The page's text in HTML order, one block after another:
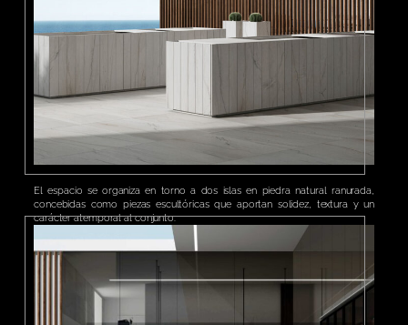
El espacio se organiza en torno a dos islas en piedra natural ranurada,
concebidas como piezas escultóricas que aportan solidez, textura y un
carácter atemporal al conjunto.